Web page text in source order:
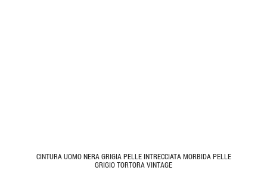
CINTURA UOMO NERA GRIGIA PELLE INTRECCIATA MORBIDA PELLE
GRIGIO TORTORA VINTAGE